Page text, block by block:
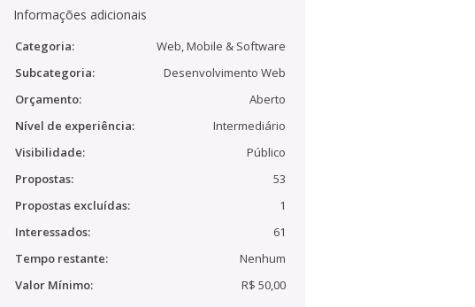
Informações adicionais
Categoria:
Web, Mobile & Software
Subcategoria:
Desenvolvimento Web
Orçamento:
Aberto
Nível de experiência:
Intermediário
Visibilidade:
Público
Propostas:
53
Propostas excluídas:
1
Interessados:
61
Tempo restante:
Nenhum
Valor Mínimo:
R$ 50,00